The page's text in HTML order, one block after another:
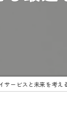
サービスと未来を考え